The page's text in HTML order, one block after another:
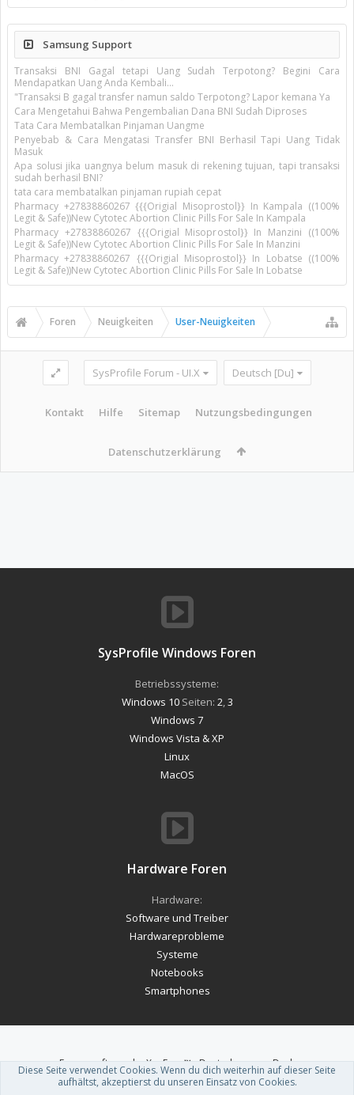
Samsung Support
Transaksi BNI Gagal tetapi Uang Sudah Terpotong? Begini Cara
Mendapatkan Uang Anda Kembali...
"Transaksi B gagal transfer namun saldo Terpotong? Lapor kemana Ya
Cara Mengetahui Bahwa Pengembalian Dana BNI Sudah Diproses
Tata Cara Membatalkan Pinjaman Uangme
Penyebab & Cara Mengatasi Transfer BNI Berhasil Tapi Uang Tidak
Masuk
Apa solusi jika uangnya belum masuk di rekening tujuan, tapi transaksi
sudah berhasil BNI?
tata cara membatalkan pinjaman rupiah cepat
Pharmacy +27838860267 {{{Origial Misoprostol}} In Kampala ((100%
Legit & Safe))New Cytotec Abortion Clinic Pills For Sale In Kampala
Pharmacy +27838860267 {{{Origial Misoprostol}} In Manzini ((100%
Legit & Safe))New Cytotec Abortion Clinic Pills For Sale In Manzini
Pharmacy +27838860267 {{{Origial Misoprostol}} In Lobatse ((100%
Legit & Safe))New Cytotec Abortion Clinic Pills For Sale In Lobatse
Foren Neuigkeiten User-Neuigkeiten
SysProfile Forum - UI.X Deutsch [Du]
Kontakt Hilfe Sitemap Nutzungsbedingungen
Datenschutzerklärung
SysProfile Windows Foren
Betriebssysteme:
Windows 10Seiten: 2 3
Windows 7
Windows Vista & XP
Linux
MacOS
Hardware Foren
Hardware:
Software und Treiber
Hardwareprobleme
Systeme
Notebooks
Smartphones
Forum software by XenForo™-Deutsch von xenDach
Theme designed byThemeHouse .
Diese Seite verwendet Cookies. Wenn du dich weiterhin auf dieser Seite
aufhältst, akzeptierst du unseren Einsatz von Cookies.